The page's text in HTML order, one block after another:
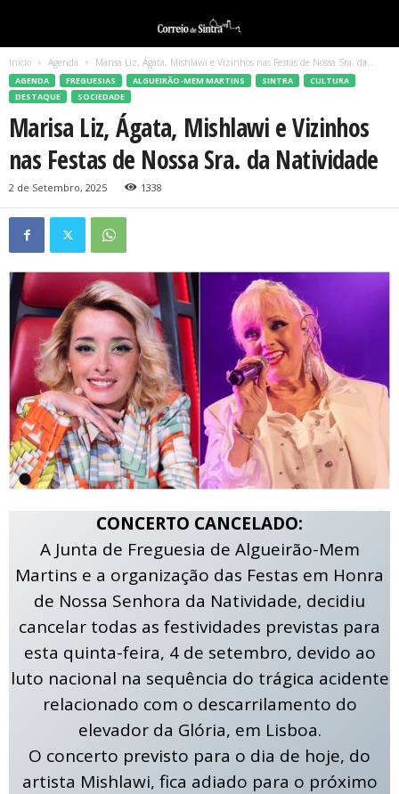
Início Agenda Marisa Liz, Ágata, Mishlawi e Vizinhos nas Festas de Nossa Sra. da...
AGENDA FREGUESIAS ALGUEIRÃO-MEM MARTINS SINTRA
CULTURA
DESTAQUE
SOCIEDADE
Marisa Liz, Ágata, Mishlawi e Vizinhos
nas Festas de Nossa Sra. da Natividade
2 de Setembro, 2025 1338
CONCERTO CANCELADO:
A Junta de Freguesia de Algueirão-Mem
Martins e a organização das Festas em Honra
de Nossa Senhora da Natividade, decidiu
cancelar todas as festividades previstas para
esta quinta-feira, 4 de setembro, devido ao
luto nacional na sequência do trágica acidente
relacionado com o descarrilamento do
elevador da Glória, em Lisboa.
O concerto previsto para o dia de hoje, do
artista Mishlawi, fica adiado para o próximo